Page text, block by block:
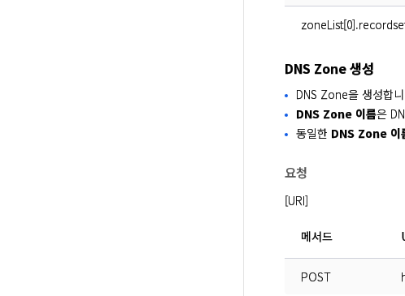
DNS Zone 생성
DNS Zone을 생성합
DNS Zone 이름은
동일한 DNS Zone 이
요청
[URI]
메서드
POST